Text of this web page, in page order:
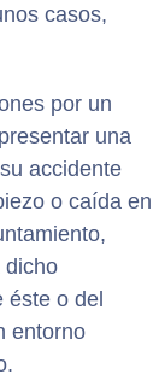
casos,
por un
una
accidente
o caída en
dicho
o del
entorno